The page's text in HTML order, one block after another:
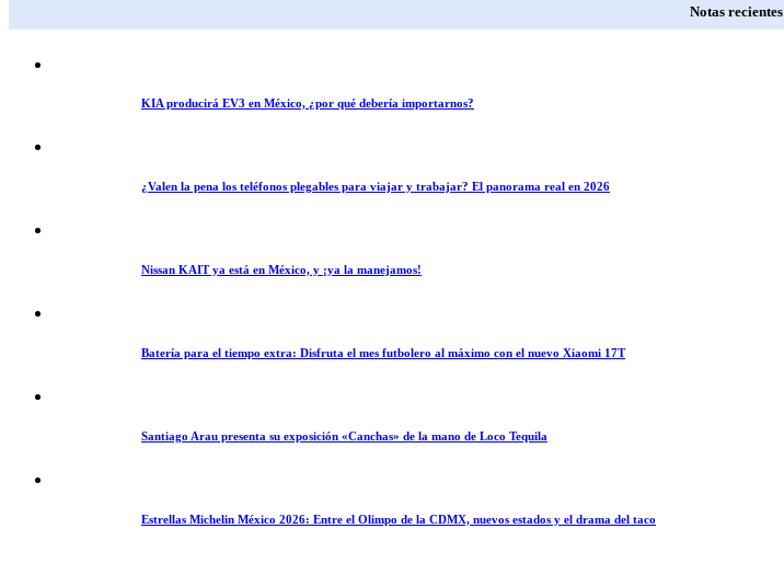
Notas recientes
KIA producirá EV3 en México, ¿por qué debería importarnos?
¿Valen la pena los teléfonos plegables para viajar y trabajar? El panorama real en 2026
Nissan KAIT ya está en México, y ¡ya la manejamos!
Batería para el tiempo extra: Disfruta el mes futbolero al máximo con el nuevo Xiaomi 17T
Santiago Arau presenta su exposición «Canchas» de la mano de Loco Tequila
Estrellas Michelin México 2026: Entre el Olimpo de la CDMX, nuevos estados y el drama del taco